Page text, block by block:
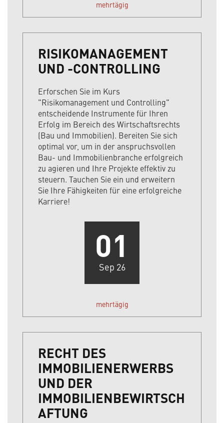
mehrtägig
RISIKOMANAGEMENT
UND -CONTROLLING
Erforschen Sie im Kurs
"Risikomanagement und Controlling"
entscheidende Instrumente für Ihren
Erfolg im Bereich des Wirtschaftsrechts
(Bau und Immobilien). Bereiten Sie sich
optimal vor, um in der anspruchsvollen
Bau- und Immobilienbranche erfolgreich
zu agieren und Ihre Projekte effektiv zu
steuern. Tauchen Sie ein und erweitern
Sie Ihre Fähigkeiten für eine erfolgreiche
Karriere!
01
Sep 26
mehrtägig
RECHT DES
IMMOBILIENERWERBS
UND DER
IMMOBILIENBEWIRTSCH
AFTUNG